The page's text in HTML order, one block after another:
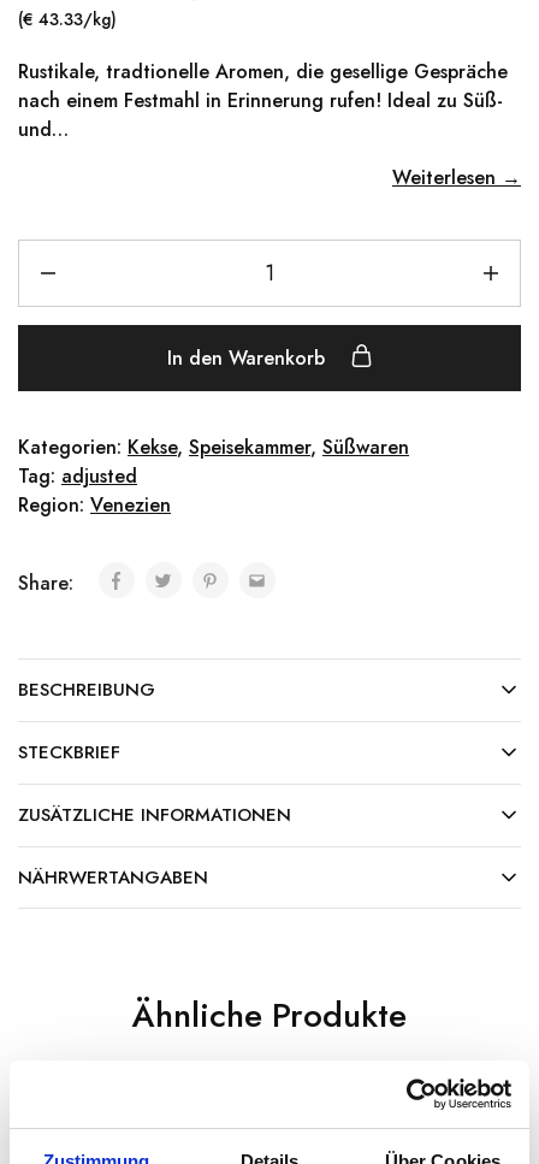
(€ 43.33/kg)
Rustikale, tradtionelle Aromen, die gesellige Gespräche
nach einem Festmahl in Erinnerung rufen! Ideal zu Süß-
und…
Weiterlesen →
In den Warenkorb
Kategorien: Kekse, Speisekammer, Süßwaren
Tag: adjusted
Region: Venezien
Share:
BESCHREIBUNG
STECKBRIEF
ZUSÄTZLICHE INFORMATIONEN
NÄHRWERTANGABEN
Ähnliche Produkte